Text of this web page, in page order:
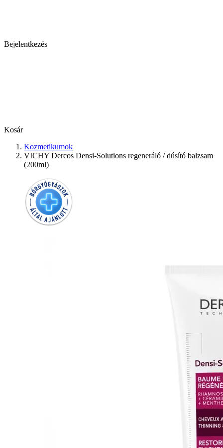
Bejelentkezés
Kosár
Kozmetikumok
VICHY Dercos Densi-Solutions regeneráló / dúsító balzsam
(200ml)